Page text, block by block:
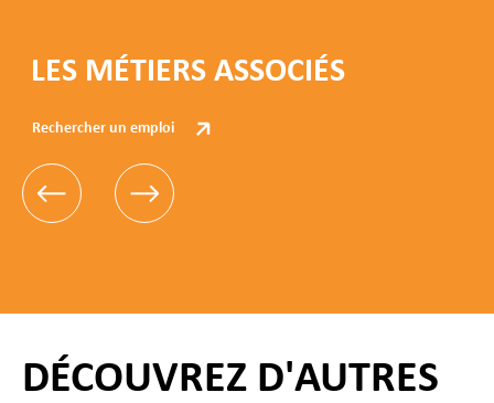
LES MÉTIERS ASSOCIÉS
Rechercher un emploi
DÉCOUVREZ D'AUTRES